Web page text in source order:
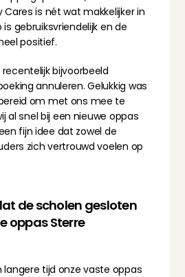
is nét wat makkelijker in
gebruiksvriendelijk en de
positief.
bijvoorbeeld
annuleren. Gelukkig was
om met ons mee te
al snel bij een nieuwe oppas
fijn idee dat zowel de
zich vertrouwd voelen op
de scholen gesloten
oppas Sterre
langere tijd onze vaste oppas